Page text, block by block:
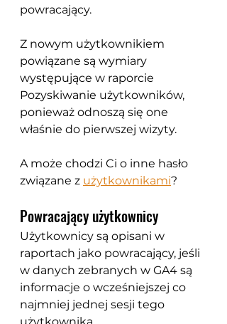
powracający.
Z nowym użytkownikiem
powiązane są wymiary
występujące w raporcie
Pozyskiwanie użytkowników,
ponieważ odnoszą się one
właśnie do pierwszej wizyty.
A może chodzi Ci o inne hasło
związane z użytkownikami?
Powracający użytkownicy
Użytkownicy są opisani w
raportach jako powracający, jeśli
w danych zebranych w GA4 są
informacje o wcześniejszej co
najmniej jednej sesji tego